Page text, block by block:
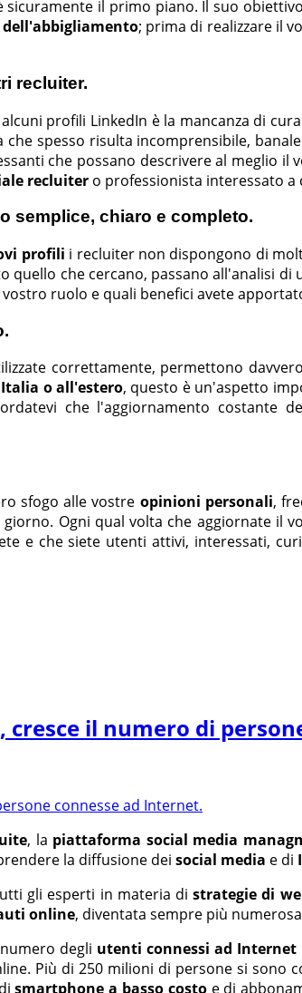
sicuramente il primo piano. Il suo
dell'abbigliamento; prima di realizzare il
recluiter.
profili LinkedIn è la mancanza di
spesso risulta incomprensibile,
che possano descrivere al meglio il
recluiter o professionista interessato a
semplice, chiaro e completo.
profili i recluiter non dispongono di
quello che cercano, passano all'analisi
ruolo e quali benefici avete
correttamente, permettono
o all'estero, questo è un'aspetto
che l'aggiornamento costante
sfogo alle vostre opinioni personali,
Ogni qual volta che aggiornate il
e che siete utenti attivi, interessati,
il numero di
, la piattaforma social media
la diffusione dei social media e di
gli esperti in materia distrategie di
online, diventata sempre più
degli utenti connessi ad Internet
Più di 250 milioni di persone si sono
smartphone a basso costoe di